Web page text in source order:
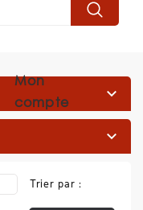
Mon
compte


Trier par :